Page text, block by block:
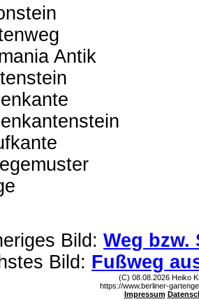
Antik
Bild: Weg bzw.
Bild: Fußweg
(C) 08.08.2026 Heiko
https://www.berliner-
Impressum